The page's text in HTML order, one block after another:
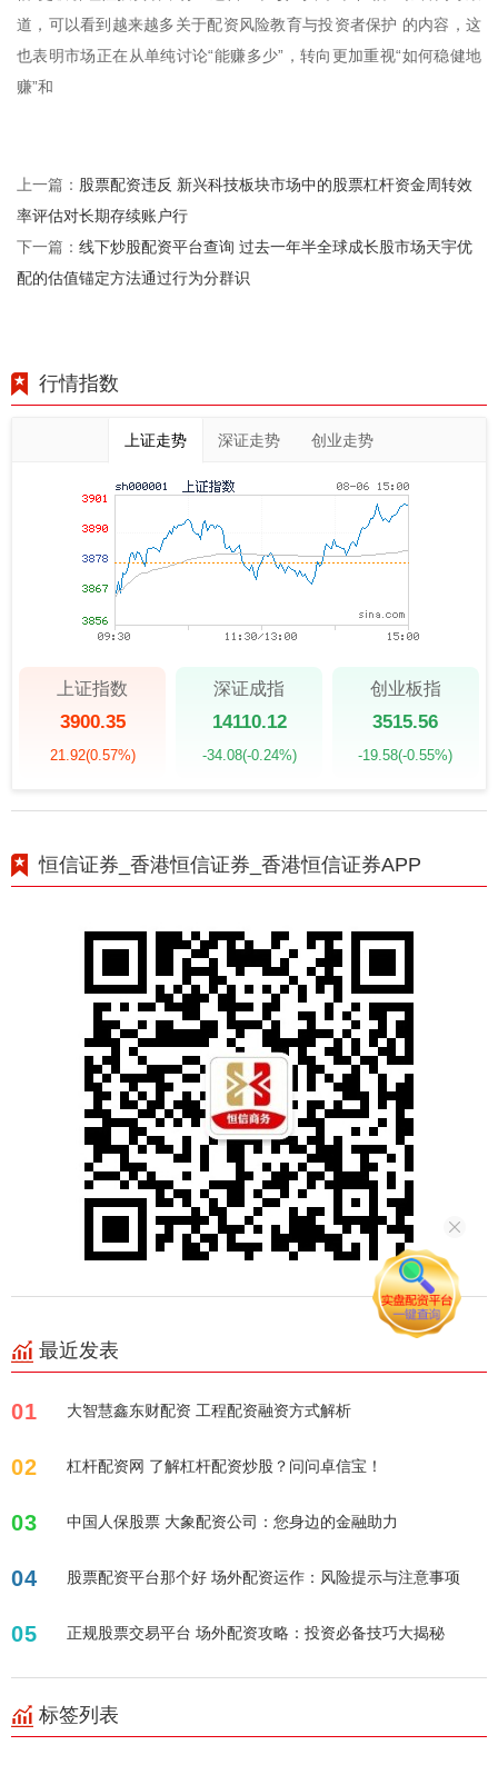
道，可以看到越来越多关于配资风险教育与投资者保护 的内容，这
也表明市场正在从单纯讨论“能赚多少”，转向更加重视“如何稳健地
赚”和
上一篇： 股票配资违反 新兴科技板块市场中的股票杠杆资金周转效
率评估对长期存续账户行
下一篇： 线下炒股配资平台查询 过去一年半全球成长股市场天宇优
配的估值锚定方法通过行为分群识
行情指数
上证走势 深证走势 创业走势
上证指数
3900.35
21.92(0.57%)
深证成指
14110.12
-34.08(-0.24%)
创业板指
3515.56
-19.58(-0.55%)
恒信证券_香港恒信证券_香港恒信证券APP
最近发表
01 大智慧鑫东财配资 工程配资融资方式解析
02 杠杆配资网 了解杠杆配资炒股？问问卓信宝！
03 中国人保股票 大象配资公司：您身边的金融助力
04 股票配资平台那个好 场外配资运作：风险提示与注意事项
05 正规股票交易平台 场外配资攻略：投资必备技巧大揭秘
标签列表